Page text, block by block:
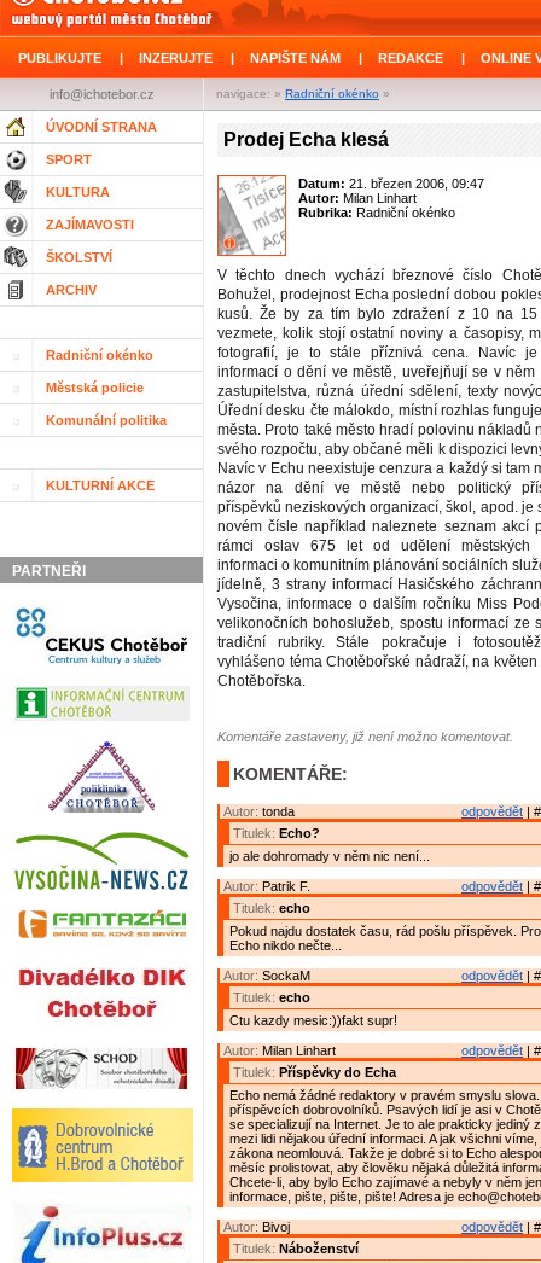
PUBLIKUJTE | INZERUJTE | NAPIŠTE NÁM | REDAKCE | ONLINE
navigace: » Radniční okénko »
info@ichotebor.cz
ÚVODNÍ STRANA
SPORT
KULTURA
ZAJÍMAVOSTI
ŠKOLSTVÍ
ARCHIV
Radniční okénko
Městská policie
Komunální politika
KULTURNÍ AKCE
PARTNEŘI
Prodej Echa klesá
Datum: 21. březen 2006, 09:47
Autor: Milan Linhart
Rubrika: Radniční okénko
V těchto dnech vychází březnové číslo
Bohužel, prodejnost Echa poslední dobou
kusů. Že by za tím bylo zdražení z 10 na
vezmete, kolik stojí ostatní noviny a časopisy,
fotografií, je to stále příznivá cena. Navíc
informací o dění ve městě, uveřejňují se v
zastupitelstva, různá úřední sdělení, texty
Úřední desku čte málokdo, místní rozhlas
města. Proto také město hradí polovinu nákladů
svého rozpočtu, aby občané měli k dispozici
Navíc v Echu neexistuje cenzura a každý si tam
názor na dění ve městě nebo politický
příspěvků neziskových organizací, škol, apod. je
novém čísle například naleznete seznam akcí
rámci oslav 675 let od udělení městských
informaci o komunitním plánování sociálních
jídelně, 3 strany informací Hasičského
Vysočina, informace o dalším ročníku Miss
velikonočních bohoslužeb, spostu informací ze
tradiční rubriky. Stále pokračuje i
vyhlášeno téma Chotěbořské nádraží, na
Chotěbořska.
Komentáře zastaveny, již není možno komentovat.
KOMENTÁŘE:
odpovědět |
Autor: tonda
Titulek: Echo?
jo ale dohromady v něm nic není...
odpovědět |
Autor: Patrik F.
Titulek: echo
Pokud najdu dostatek času, rád pošlu příspěvek.
Echo nikdo nečte...
odpovědět |
Autor: SockaM
Titulek: echo
Ctu kazdy mesic:))fakt supr!
odpovědět |
Autor: Milan Linhart
Titulek: Příspěvky do Echa
Echo nemá žádné redaktory v pravém smyslu
příspěvcích dobrovolníků. Psavých lidí je asi v
se specializují na Internet. Je to ale prakticky jediný
mezi lidi nějakou úřední informaci. A jak všichni
zákona neomlouvá. Takže je dobré si to Echo
měsíc prolistovat, aby člověku nějaká důležitá
Chcete-li, aby bylo Echo zajímavé a nebyly v něm
informace, pište, pište, pište! Adresa je
odpovědět |
Autor: Bivoj
Titulek: Náboženství